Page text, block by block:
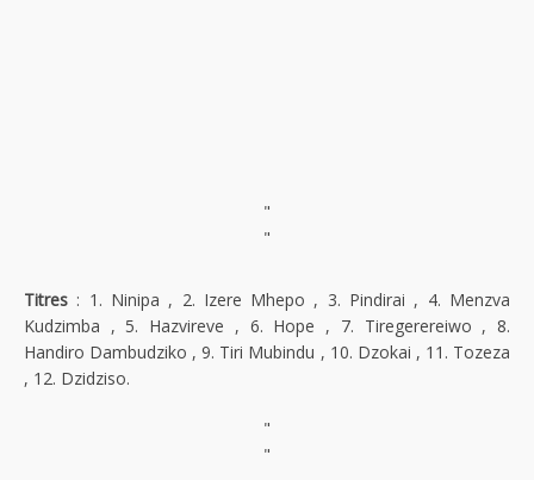
"
"
Titres : 1. Ninipa , 2. Izere Mhepo , 3. Pindirai , 4. Menzva
Kudzimba , 5. Hazvireve , 6. Hope , 7. Tiregerereiwo , 8.
Handiro Dambudziko , 9. Tiri Mubindu , 10. Dzokai , 11. Tozeza
, 12. Dzidziso.
"
"